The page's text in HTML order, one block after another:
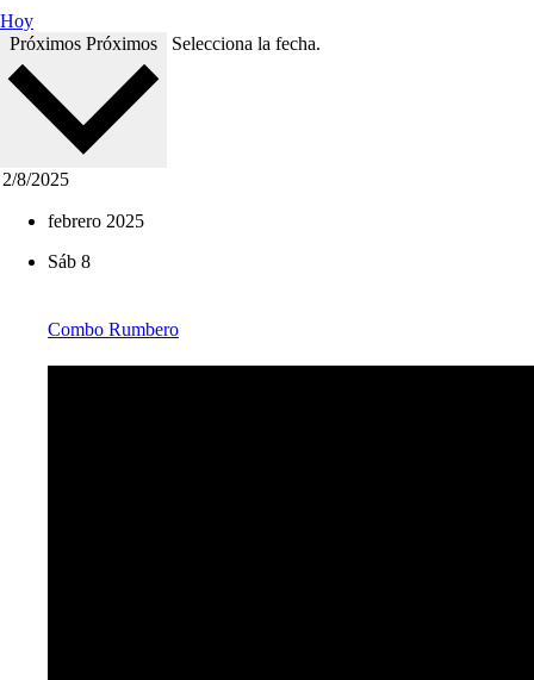
Hoy
Próximos Próximos Selecciona la fecha.
febrero 2025
Sáb 8
Combo Rumbero